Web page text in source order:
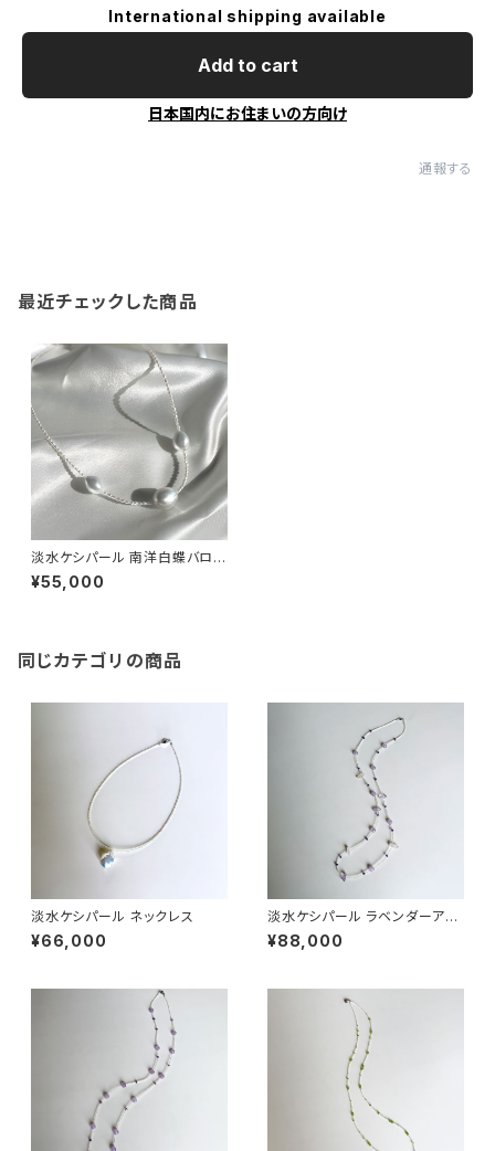
International shipping available
Add to cart
日本国内にお住まいの方向け
通報する
最近チェックした商品
淡水ケシパール 南洋白蝶バロッ
クパール ネックレス
¥55,000
同じカテゴリの商品
淡水ケシパール ネックレス
¥66,000
淡水ケシパール ラベンダーアメ
シスト ステーションネックレス
¥88,000